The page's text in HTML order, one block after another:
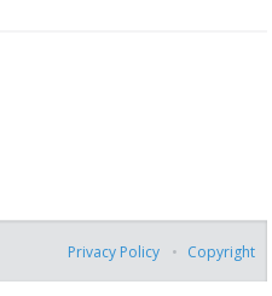
Privacy Policy Copyright